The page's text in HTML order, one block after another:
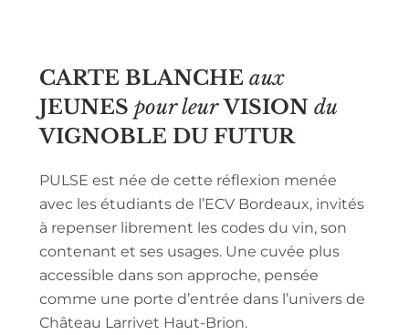
CARTE BLANCHE aux
JEUNES pour leur VISION du
VIGNOBLE DU FUTUR
PULSE est née de cette réflexion menée
avec les étudiants de l’ECV Bordeaux, invités
à repenser librement les codes du vin, son
contenant et ses usages. Une cuvée plus
accessible dans son approche, pensée
comme une porte d’entrée dans l’univers de
Château Larrivet Haut-Brion.